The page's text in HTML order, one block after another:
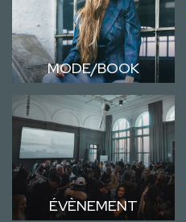
MODE/BOOK
ÉVÈNEMENT